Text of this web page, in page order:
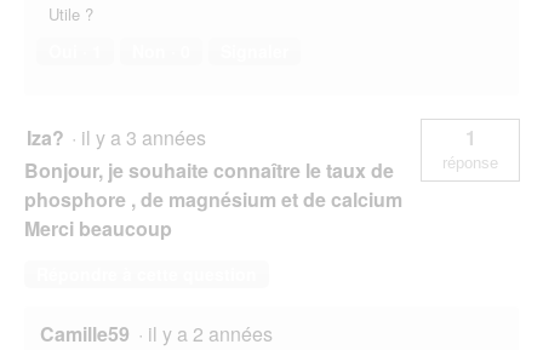
Utile ?
Iza? · il y a 3 années
Bonjour, je souhaite connaître le taux de
phosphore , de magnésium et de calcium
Merci beaucoup
1
réponse
Camille59 · il y a 2 années